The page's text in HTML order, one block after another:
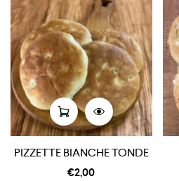
PIZZETTE BIANCHE TONDE
€2,00